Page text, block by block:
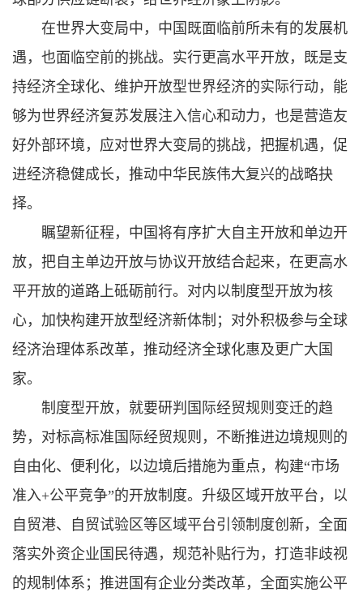
在世界大变局中，中国既面临前所未有的发展机
遇，也面临空前的挑战。实行更高水平开放，既是支
持经济全球化、维护开放型世界经济的实际行动，能
够为世界经济复苏发展注入信心和动力，也是营造友
好外部环境，应对世界大变局的挑战，把握机遇，促
进经济稳健成长，推动中华民族伟大复兴的战略抉
择。
瞩望新征程，中国将有序扩大自主开放和单边开
放，把自主单边开放与协议开放结合起来，在更高水
平开放的道路上砥砺前行。对内以制度型开放为核
心，加快构建开放型经济新体制；对外积极参与全球
经济治理体系改革，推动经济全球化惠及更广大国
家。
制度型开放，就要研判国际经贸规则变迁的趋
势，对标高标准国际经贸规则，不断推进边境规则的
自由化、便利化，以边境后措施为重点，构建“市场
准入+公平竞争”的开放制度。升级区域开放平台，以
自贸港、自贸试验区等区域平台引领制度创新，全面
落实外资企业国民待遇，规范补贴行为，打造非歧视
的规制体系；推进国有企业分类改革，全面实施公平